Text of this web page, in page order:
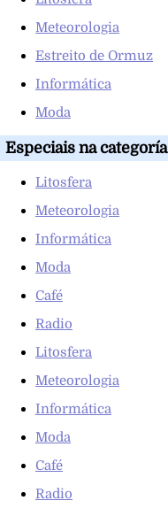
Meteorologia
Estreito de Ormuz
Informática
Moda
Especiais na categoría
Litosfera
Meteorologia
Informática
Moda
Café
Radio
Litosfera
Meteorologia
Informática
Moda
Café
Radio